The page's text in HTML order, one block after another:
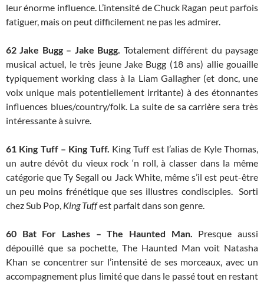
leur énorme influence. L’intensité de Chuck Ragan peut parfois
fatiguer, mais on peut difficilement ne pas les admirer.
62Jake Bugg – Jake Bugg. Totalement différent du paysage
musical actuel, le très jeune Jake Bugg (18 ans) allie gouaille
typiquement working class à la Liam Gallagher (et donc, une
voix unique mais potentiellement irritante) à des étonnantes
influences blues/country/folk. La suite de sa carrière sera très
intéressante à suivre.
61 King Tuff – King Tuff. King Tuff est l’alias de Kyle Thomas,
un autre dévôt du vieux rock ‘n roll, à classer dans la même
catégorie que Ty Segall ou Jack White, même s’il est peut-être
un peu moins frénétique que ses illustres condisciples. Sorti
chez Sub Pop, King Tuffest parfait dans son genre.
60 Bat For Lashes – The Haunted Man. Presque aussi
dépouillé que sa pochette, The Haunted Man voit Natasha
Khan se concentrer sur l’intensité de ses morceaux, avec un
accompagnement plus limité que dans le passé tout en restant